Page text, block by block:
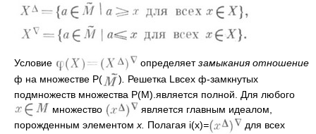
Условие определяетзамыкания отношение
ф на множестве Р(
). Решетка Lвсех ф-замкнутых
подмножеств множества Р(М).является полной. Для любого
множество
является главным идеалом,
порожденным элементомх. Полагая i(x)=
для всех